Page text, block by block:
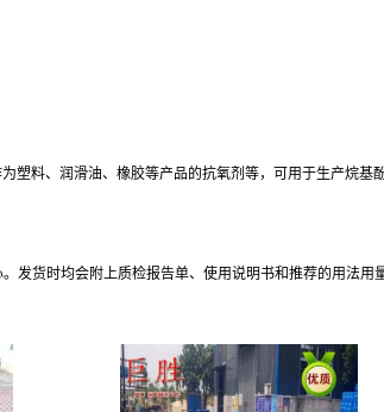
料、润滑油、橡胶等产品的抗氧剂等，可用于生产烷
货时均会附上质检报告单、使用说明书和推荐的用法用